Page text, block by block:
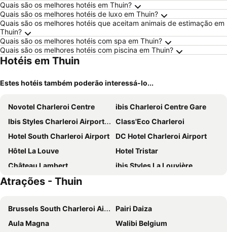
Quais são os melhores hotéis em Thuin?
Quais são os melhores hotéis de luxo em Thuin?
Quais são os melhores hotéis que aceitam animais de estimação em
Thuin?
Quais são os melhores hotéis com spa em Thuin?
Quais são os melhores hotéis com piscina em Thuin?
Hotéis em Thuin
Estes hotéis também poderão interessá-lo...
Novotel Charleroi Centre
ibis Charleroi Centre Gare
Ibis Styles Charleroi Airport Aero 44
Class'Eco Charleroi
Hotel South Charleroi Airport
DC Hotel Charleroi Airport
Hôtel La Louve
Hotel Tristar
Château Lambert
ibis Styles La Louvière
Hotel Charleroi Airport - Van Der Valk
Hôtel de la Basse Sambre
Golden Lakes Hotel
Atrações - Thuin
Brussels South Charleroi Airport
Pairi Daiza
Aula Magna
Walibi Belgium